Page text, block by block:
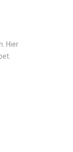
Hier